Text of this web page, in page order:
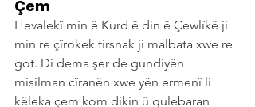
Çem
Hevalekî min ê Kurd ê din ê Çewlîkê ji
min re çîrokek tirsnak ji malbata xwe re
got. Di dema şer de gundiyên
misilman cîranên xwe yên ermenî li
kêleka çem kom dikin û gulebaran